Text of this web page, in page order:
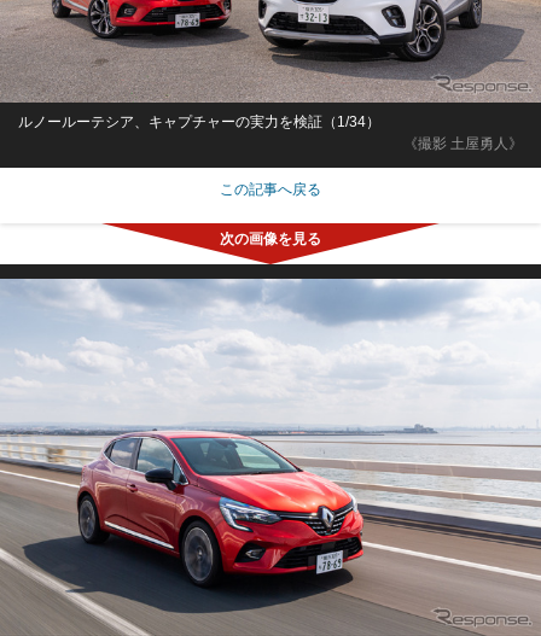
《撮影 土屋勇人》
ルノールーテシア、キャプチャーの実力を検証（1/34）
この記事へ戻る